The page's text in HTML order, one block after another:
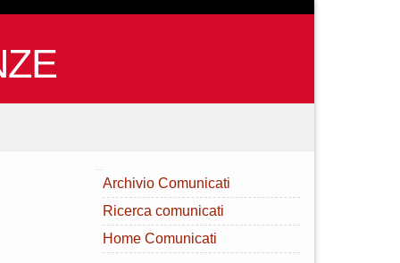
Archivio Comunicati
Ricerca comunicati
Home Comunicati